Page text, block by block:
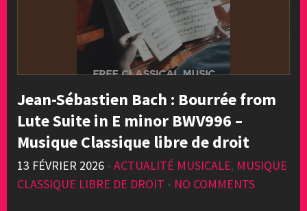
Jean-Sébastien Bach : Bourrée from
Lute Suite in E minor BWV996 –
Musique Classique libre de droit
13 FÉVRIER 2026 • ACTUALITÉ MUSICALE, MUSIQUE
CLASSIQUE LIBRE DE DROIT • NO COMMENTS